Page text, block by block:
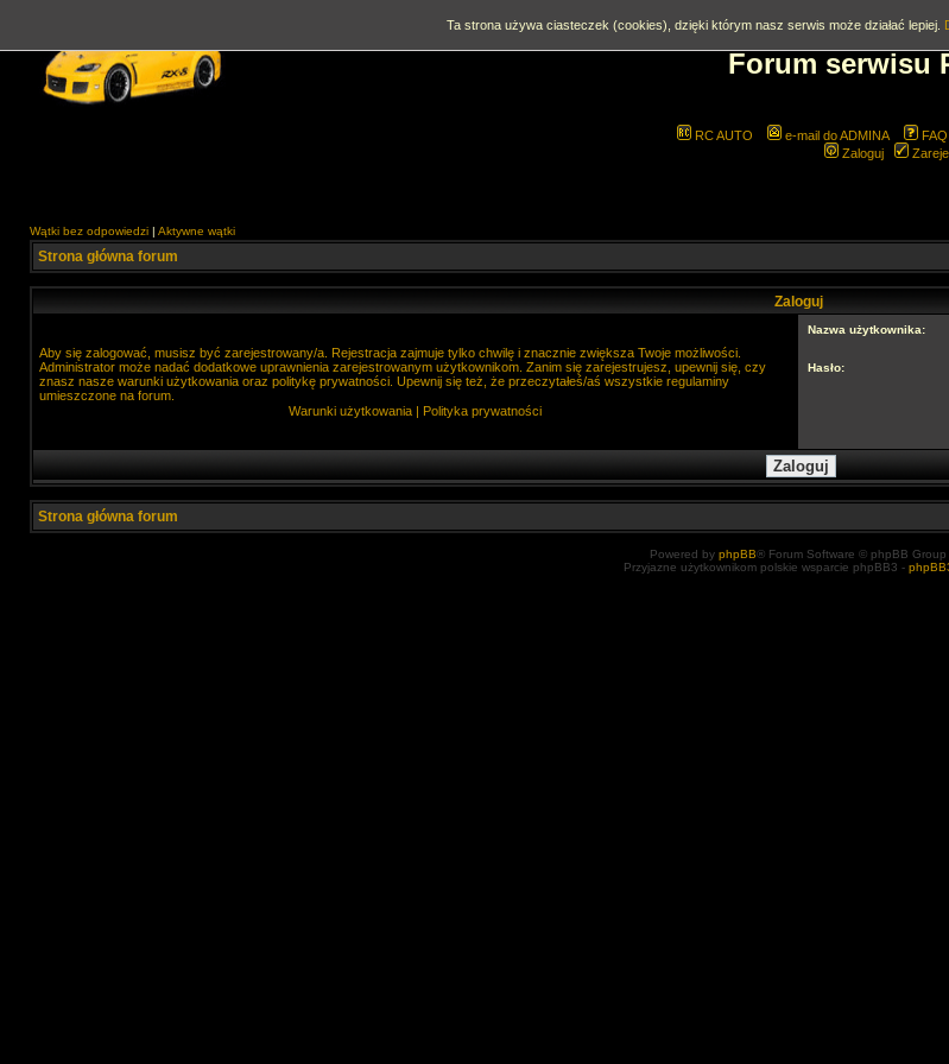
Forum serwisu
RC AUTO e-mail do ADMINA FAQ
Zaloguj
Wątki bez odpowiedzi | Aktywne wątki
Strona główna forum
Zaloguj
Aby się zalogować, musisz być zarejestrowany/a. Rejestracja zajmuje tylko chwilę i znacznie zwiększa Twoje możliwości.
Administrator może nadać dodatkowe uprawnienia zarejestrowanym użytkownikom. Zanim się zarejestrujesz, upewnij się, czy
znasz nasze warunki użytkowania oraz politykę prywatności. Upewnij się też, że przeczytałeś/aś wszystkie regulaminy
umieszczone na forum.
Warunki użytkowania | Polityka prywatności
Nazwa użytkownika:
Hasło:
Strona główna forum
Powered by phpBB® Forum Software © phpBB Group
Przyjazne użytkownikom polskie wsparcie phpBB3 -
Ta strona używa ciasteczek (cookies), dzięki którym nasz serwis może działać lepiej.